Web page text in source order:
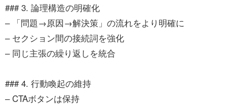
### 3. 論理構造の明確化
– 「問題→原因→解決策」の流れをより明確に
– セクション間の接続詞を強化
– 同じ主張の繰り返しを統合
### 4. 行動喚起の維持
– CTAボタンは保持